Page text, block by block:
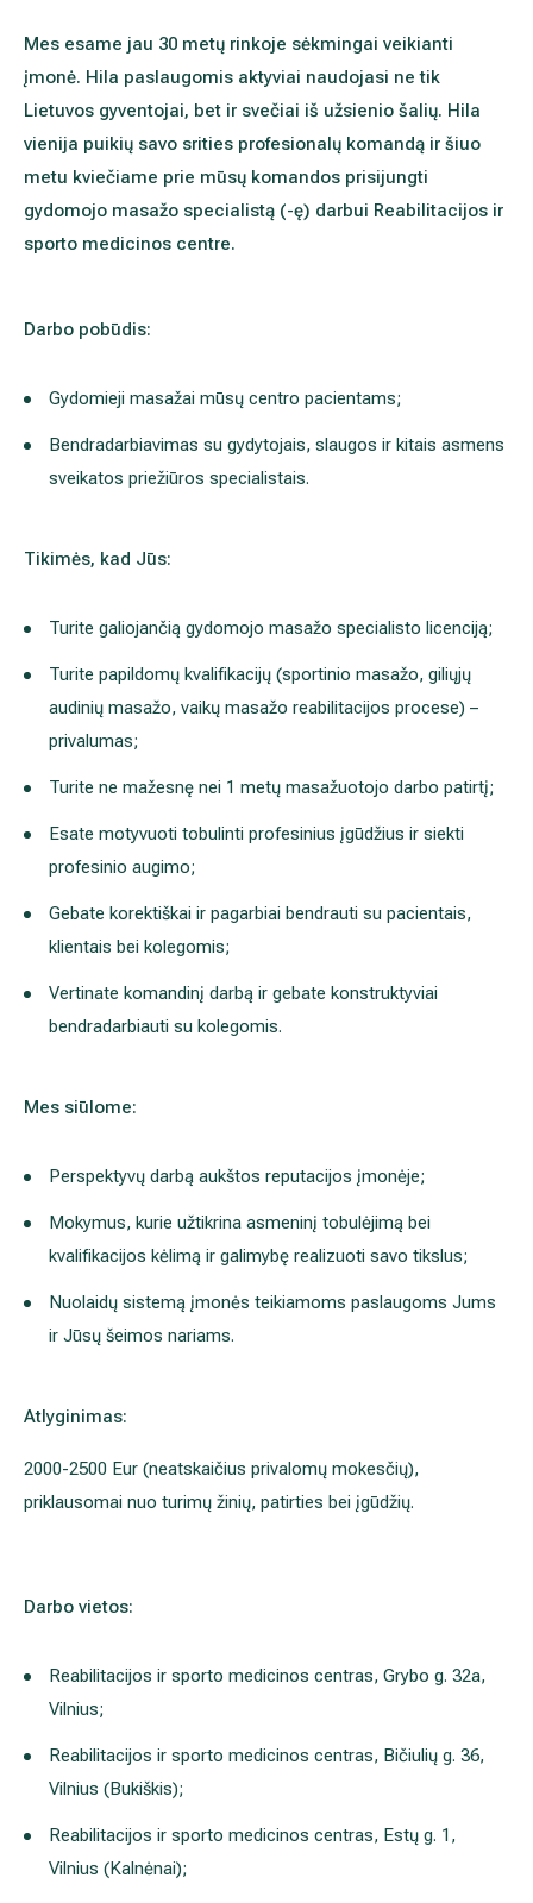
Mes esame jau 30 metų rinkoje sėkmingai veikianti
įmonė. Hila paslaugomis aktyviai naudojasi ne tik
Lietuvos gyventojai, bet ir svečiai iš užsienio šalių. Hila
vienija puikių savo srities profesionalų komandą ir šiuo
metu kviečiame prie mūsų komandos prisijungti
gydomojo masažo specialistą (-ę) darbui Reabilitacijos ir
sporto medicinos centre.
Darbo pobūdis:
Gydomieji masažai mūsų centro pacientams;
Bendradarbiavimas su gydytojais, slaugos ir kitais asmens
sveikatos priežiūros specialistais.
Tikimės, kad Jūs:
Turite galiojančią gydomojo masažo specialisto licenciją;
Turite papildomų kvalifikacijų (sportinio masažo, giliųjų
audinių masažo, vaikų masažo reabilitacijos procese) –
privalumas;
Turite ne mažesnę nei 1 metų masažuotojo darbo patirtį;
Esate motyvuoti tobulinti profesinius įgūdžius ir siekti
profesinio augimo;
Gebate korektiškai ir pagarbiai bendrauti su pacientais,
klientais bei kolegomis;
Vertinate komandinį darbą ir gebate konstruktyviai
bendradarbiauti su kolegomis.
Mes siūlome:
Perspektyvų darbą aukštos reputacijos įmonėje;
Mokymus, kurie užtikrina asmeninį tobulėjimą bei
kvalifikacijos kėlimą ir galimybę realizuoti savo tikslus;
Nuolaidų sistemą įmonės teikiamoms paslaugoms Jums
ir Jūsų šeimos nariams.
Atlyginimas:
2000-2500 Eur (neatskaičius privalomų mokesčių),
priklausomai nuo turimų žinių, patirties bei įgūdžių.
Darbo vietos:
Reabilitacijos ir sporto medicinos centras, Grybo g. 32a,
Vilnius;
Reabilitacijos ir sporto medicinos centras, Bičiulių g. 36,
Vilnius (Bukiškis);
Reabilitacijos ir sporto medicinos centras, Estų g. 1,
Vilnius (Kalnėnai);
Akušerija ginekologija
Alergijų ir kvėpavimo takų gydymas
Urologija
Oftalmologija (akių gydymas)
Gastroenterologija (virškinimo ligos)
Abdominalinė (pilvo) ir bendroji chirurgija
Ausų, nosies, gerklės (LOR) ligų gydymas
Išsiplėtusių kojų venų gydymas
Mamologija (Krūtų onkochirurgija)
Hila paslaugos
Hila gydytojai
Sveikatos patarimai
Vidaus tvarkos taisyklės
Kaip atvykti į Hila
Nemokamos patikrinimo programos
Tyrimai ir gydymo paskyrimas – 1 diena